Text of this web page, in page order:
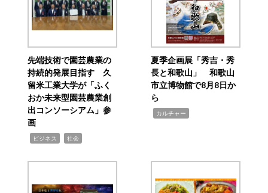
先端技術で園芸農業の
持続的発展目指す 久
留米工業大学が「ふく
おか未来型園芸農業創
出コンソーシアム」参
画
ビジネス 社会
夏季企画展「秀吉・秀
長と和歌山」 和歌山
市立博物館で8月8日か
ら
カルチャー